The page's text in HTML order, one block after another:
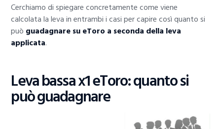
Cerchiamo di spiegare concretamente come viene
calcolata la leva in entrambi i casi per capire così quanto si
può guadagnare su eToro a seconda della leva
applicata.
Leva bassa x1 eToro: quanto si
può guadagnare